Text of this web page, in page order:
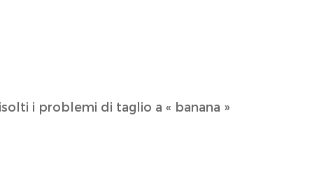
i problemi di taglio a « banana »